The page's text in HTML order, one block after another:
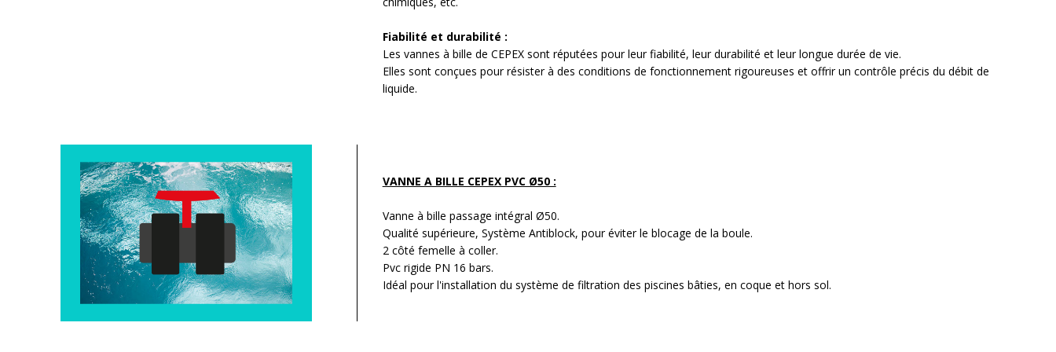
Fiabilité et durabilité :
Les vannes à bille de CEPEX sont réputées pour leur fiabilité, leur durabilité et leur longue durée de vie.
Elles sont conçues pour résister à des conditions de fonctionnement rigoureuses et offrir un contrôle précis du débit de
liquide.
VANNE A BILLE CEPEX PVC Ø50 :
Vanne à bille passage intégral Ø50.
Qualité supérieure, Système Antiblock, pour éviter le blocage de la boule.
2 côté femelle à coller.
Pvc rigide PN 16 bars.
Idéal pour l'installation du système de filtration des piscines bâties, en coque et hors sol.